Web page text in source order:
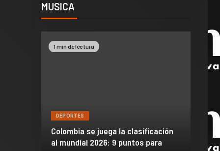
MUSICA
1 min de lectura
DEPORTES
Colombia se juega la clasificación
al mundial 2026: 9 puntos para